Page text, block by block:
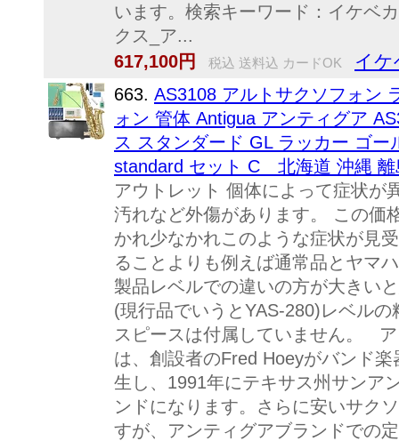
います。検索キーワード：イケベ
クス_ア...
617,100円
税込 送料込 カードOK イケ
663. AS3108 アルトサクソフォン
ォン 管体 Antigua アンティグア
ス スタンダード GL ラッカー ゴ
standard セット C 北海道 沖縄 離
アウトレット 個体によって症状が
汚れなど外傷があります。 この価
かれ少なかれこのような症状が見
ることよりも例えば通常品とヤマ
製品レベルでの違いの方が大きい
(現行品でいうとYAS-280)レベル
スピースは付属していません。
は、創設者のFred Hoeyがバンド
生し、1991年にテキサス州サンア
ンドになります。さらに安いサク
すが、アンティグアブランドでの